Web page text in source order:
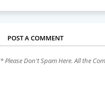
POST A COMMENT
* Please Don't Spam Here. All the